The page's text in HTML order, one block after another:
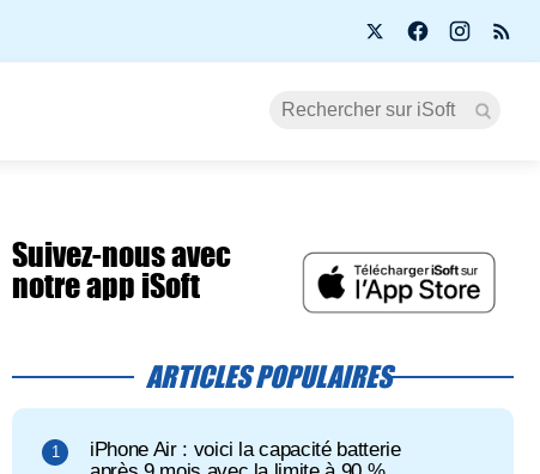
Suivez-nous avec
notre app iSoft
ARTICLES POPULAIRES
iPhone Air : voici la capacité batterie